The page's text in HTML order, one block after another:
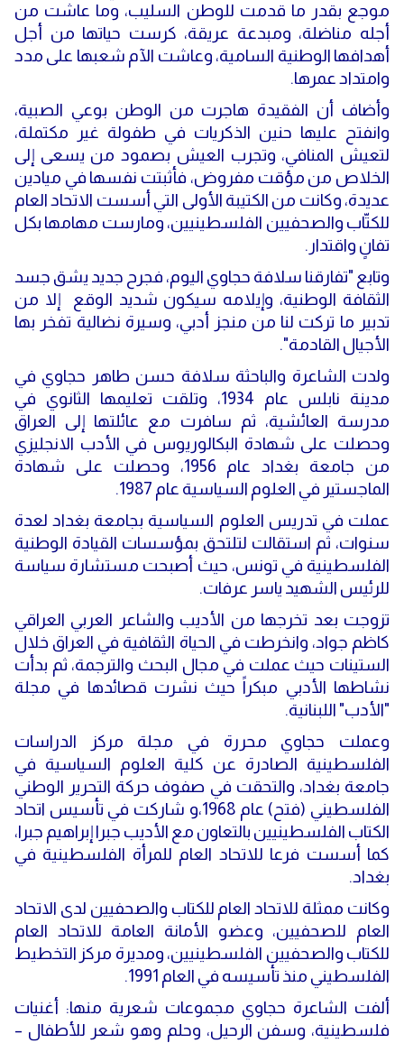
موجع بقدر ما قدمت للوطن السليب، وما عاشت من
أجله مناضلة، ومبدعة عريقة، كرست حياتها من أجل
أهدافها الوطنية السامية، وعاشت الآم شعبها على مدد
وامتداد عمرها.
وأضاف أن الفقيدة هاجرت من الوطن بوعي الصبية،
وانفتح عليها حنين الذكريات في طفولة غير مكتملة،
لتعيش المنافي، وتجرب العيش بصمود من يسعى إلى
الخلاص من مؤقت مفروض، فأثبتت نفسها في ميادين
عديدة، وكانت من الكتيبة الأولى التي أسست الاتحاد العام
للكتّاب والصحفيين الفلسطينيين، ومارست مهامها بكل
تفانٍ واقتدار .
وتابع "تفارقنا سلافة حجاوي اليوم، فجرح جديد يشق جسد
الثقافة الوطنية، وإيلامه سيكون شديد الوقع إلا من
تدبير ما تركت لنا من منجز أدبي، وسيرة نضالية تفخر بها
الأجيال القادمة".
ولدت الشاعرة والباحثة سلافة حسن طاهر حجاوي في
مدينة نابلس عام 1934، وتلقت تعليمها الثانوي في
مدرسة العائشية، ثم سافرت مع عائلتها إلى العراق
وحصلت على شهادة البكالوريوس في الأدب الانجليزي
من جامعة بغداد عام 1956، وحصلت على شهادة
الماجستير في العلوم السياسية عام 1987
.
عملت في تدريس العلوم السياسية بجامعة بغداد لعدة
سنوات، ثم استقالت لتلتحق بمؤسسات القيادة الوطنية
الفلسطينية في تونس، حيث أصبحت مستشارة سياسة
للرئيس الشهيد ياسر عرفات.
تزوجت بعد تخرجها من الأديب والشاعر العربي العراقي
كاظم جواد، وانخرطت في الحياة الثقافية في العراق خلال
الستينات حيث عملت في مجال البحث والترجمة، ثم بدأت
نشاطها الأدبي مبكراً حيث نشرت قصائدها في مجلة
"الأدب" اللبنانية.
وعملت حجاوي محررة في مجلة مركز الدراسات
الفلسطينية الصادرة عن كلية العلوم السياسية في
جامعة بغداد، والتحقت في صفوف حركة التحرير الوطني
الفلسطيني (فتح) عام 1968،و شاركت في تأسيس اتحاد
الكتاب الفلسطينيين بالتعاون مع الأديب جبرا إبراهيم جبرا،
كما أسست فرعا للاتحاد العام للمرأة الفلسطينية في
بغداد.
وكانت ممثلة للاتحاد العام للكتاب والصحفيين لدى الاتحاد
العام للصحفيين، وعضو الأمانة العامة للاتحاد العام
للكتاب والصحفيين الفلسطينيين، ومديرة مركز التخطيط
الفلسطيني منذ تأسيسه في العام 1991.
ألفت الشاعرة حجاوي مجموعات شعرية منها: أغنيات
فلسطينية، وسفن الرحيل، وحلم وهو شعر للأطفال –